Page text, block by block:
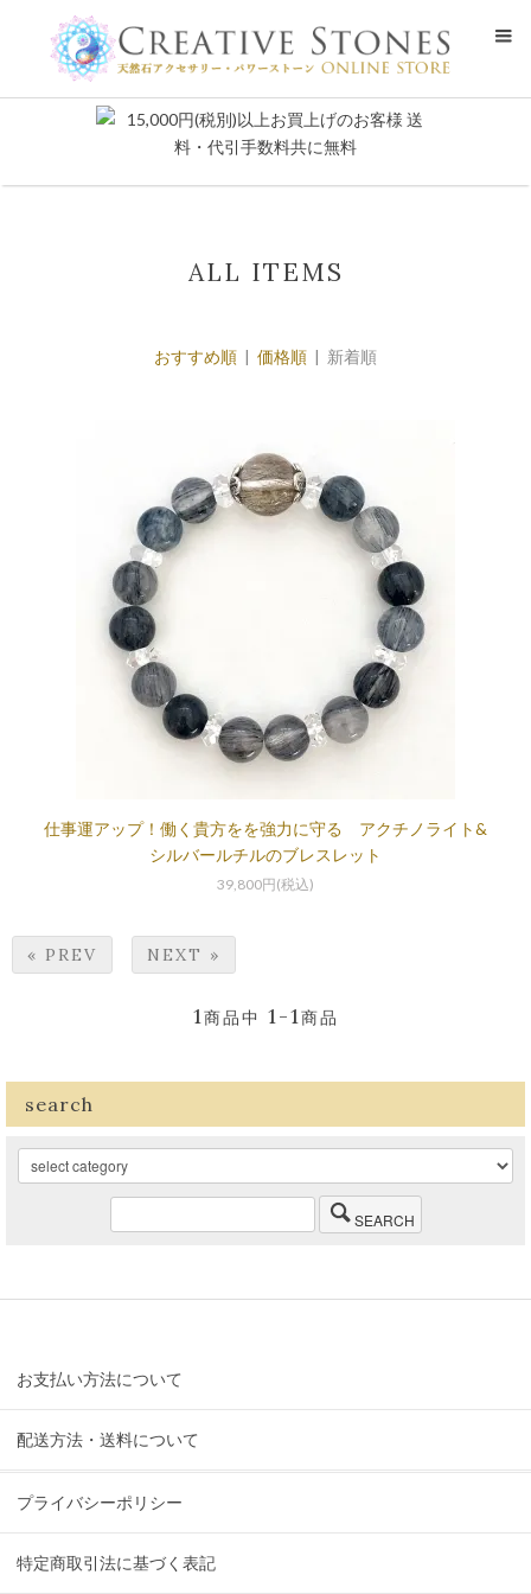
ALL ITEMS
おすすめ順 | 価格順 | 新着順
仕事運アップ！働く貴方をを強力に守る アクチノライト&
シルバールチルのブレスレット
39,800円(税込)
« PREV NEXT »
1商品中 1-1商品
search
SEARCH
お支払い方法について
配送方法・送料について
プライバシーポリシー
特定商取引法に基づく表記